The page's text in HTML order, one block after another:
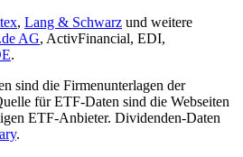
, Lang & Schwarz und weitere
AG, ActivFinancial, EDI,
.
sind die Firmenunterlagen der
für ETF-Daten sind die Webseiten
ETF-Anbieter. Dividenden-Daten
.